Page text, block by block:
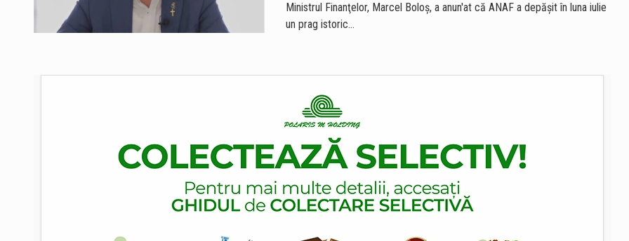
Ministrul Finanţelor, Marcel Boloş, a anun'at că ANAF a depăşit în luna iulie
un prag istoric…